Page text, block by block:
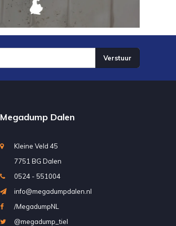
Verstuur
Megadump Dalen
Kleine Veld 45
7751 BG Dalen
0524 - 551004
info@megadumpdalen.nl
/MegadumpNL
@megadump_tiel